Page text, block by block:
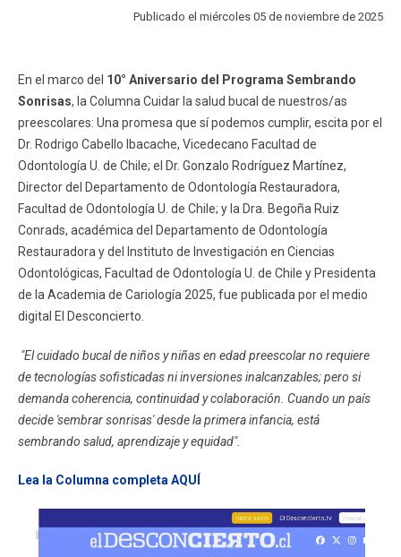
Publicado el miércoles 05 de noviembre de 2025
En el marco del 10° Aniversario del Programa Sembrando
Sonrisas, la Columna Cuidar la salud bucal de nuestros/as
preescolares: Una promesa que sí podemos cumplir, escita por el
Dr. Rodrigo Cabello Ibacache, Vicedecano Facultad de
Odontología U. de Chile; el Dr. Gonzalo Rodríguez Martínez,
Director del Departamento de Odontología Restauradora,
Facultad de Odontología U. de Chile; y la Dra. Begoña Ruiz
Conrads, académica del Departamento de Odontología
Restauradora y del Instituto de Investigación en Ciencias
Odontológicas, Facultad de Odontología U. de Chile y Presidenta
de la Academia de Cariología 2025, fue publicada por el medio
digital El Desconcierto.
"El cuidado bucal de niños y niñas en edad preescolar no requiere
de tecnologías sofisticadas ni inversiones inalcanzables; pero si
demanda coherencia, continuidad y colaboración. Cuando un país
decide 'sembrar sonrisas' desde la primera infancia, está
sembrando salud, aprendizaje y equidad".
Lea la Columna completa AQUÍ